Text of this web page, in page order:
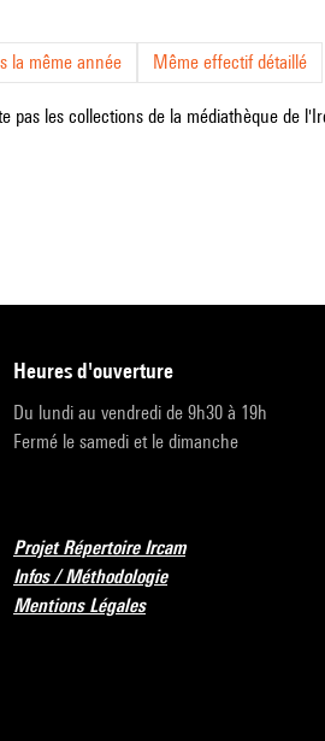
la même année Même effectif détaillé
les collections de la médiathèque de
heures d'ouverture
Du lundi au vendredi de 9h30 à 19h
Fermé le samedi et le dimanche
Projet Répertoire Ircam
Infos / Méthodologie
Mentions Légales